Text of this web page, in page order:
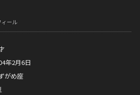
ィール
年2月6日
がめ座